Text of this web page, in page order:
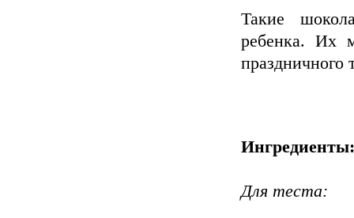
Такие
ребенка. Их
праздничного
Ингредиенты:
Для теста: